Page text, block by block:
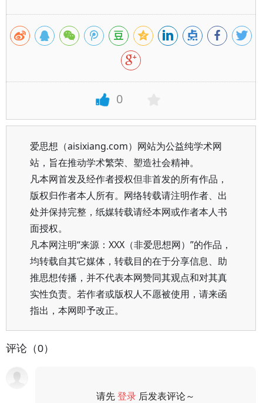
0
爱思想（aisixiang.com）网站为公益纯学术网
站，旨在推动学术繁荣、塑造社会精神。
凡本网首发及经作者授权但非首发的所有作品，
版权归作者本人所有。网络转载请注明作者、出
处并保持完整，纸媒转载请经本网或作者本人书
面授权。
凡本网注明“来源：XXX（非爱思想网）”的作品，
均转载自其它媒体，转载目的在于分享信息、助
推思想传播，并不代表本网赞同其观点和对其真
实性负责。若作者或版权人不愿被使用，请来函
指出，本网即予改正。
评论（0）
请先登录 后发表评论～